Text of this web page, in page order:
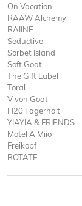
On Vacation
RAAW Alchemy
RAIINE
Seductive
Sorbet Island
Soft Goat
The Gift Label
Toral
V von Goat
H20 Fagerholt
YIAYIA & FRIENDS
Motel A Miio
Freikopf
ROTATE